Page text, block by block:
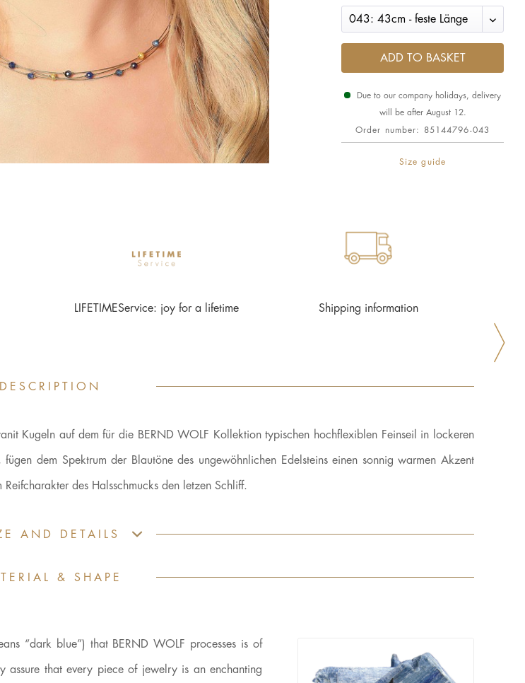
ADD TO BASKET
Due to our company holidays, delivery
will be after August 12.
Order number: 85144796-043
Size guide
LIFETIMEService: joy for a lifetime Shipping information
DESCRIPTION
Kugeln auf dem für die BERND WOLF Kollektion typischen hochflexiblen Feinseil in lockeren
dem Spektrum der Blautöne des ungewöhnlichen Edelsteins einen sonnig warmen Akzent
des Halsschmucks den letzen Schliff.
AND DETAILS
& SHAPE
“dark blue”) that BERND WOLF processes is of
assure that every piece of jewelry is an enchanting